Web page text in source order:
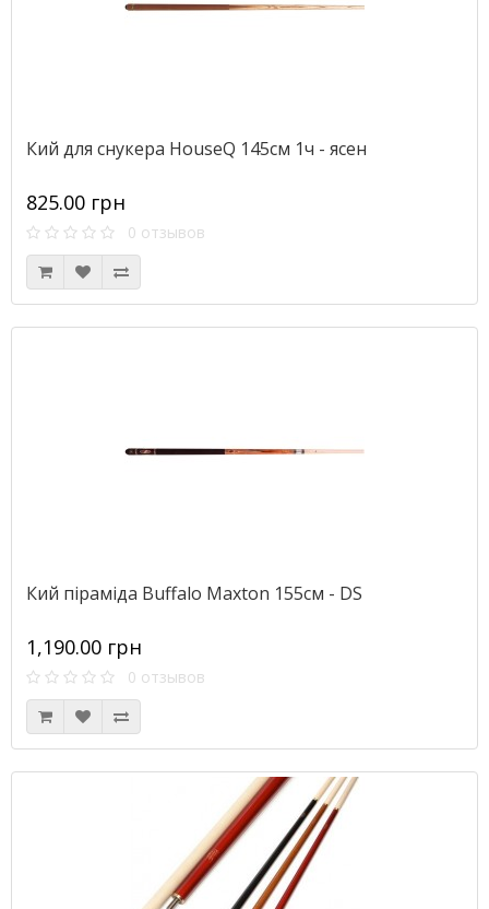
Кий для снукера HouseQ 145см 1ч - ясен
825.00 грн
0 отзывов
Кий піраміда Buffalo Maxton 155см - DS
1,190.00 грн
0 отзывов